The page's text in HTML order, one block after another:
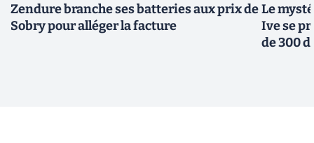
Zendure branche ses batteries aux prix de
Sobry pour alléger la facture
Le
Ive se
de 300